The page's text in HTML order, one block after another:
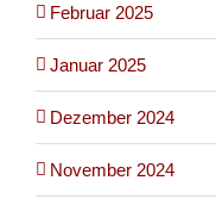
Februar 2025
Januar 2025
Dezember 2024
November 2024